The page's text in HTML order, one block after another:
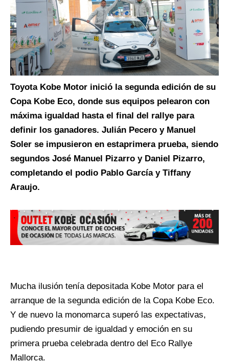
Toyota Kobe Motor inició lasegunda edición de su
Copa Kobe Eco, donde sus equipos pelearon con
máxima igualdad hasta el final del rallye para
definir los ganadores. Julián Pecero y Manuel
Soler se impusieron en estaprimera prueba, siendo
segundos José Manuel Pizarro y Daniel Pizarro,
completando el podio Pablo García y Tiffany
Araujo.
Mucha ilusión tenía depositada Kobe Motor para el
arranque de la segunda edición de la Copa Kobe Eco.
Y de nuevo la monomarca superó las expectativas,
pudiendo presumir de igualdad y emoción en su
primera prueba celebrada dentro del Eco Rallye
Mallorca.